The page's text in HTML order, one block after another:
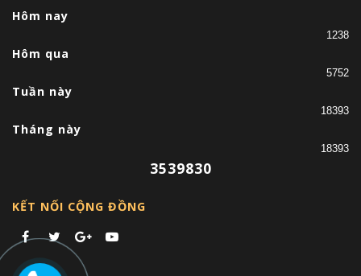
Hôm nay
1238
Hôm qua
5752
Tuần này
18393
Tháng này
18393
3539830
KẾT NỐI CỘNG ĐỒNG